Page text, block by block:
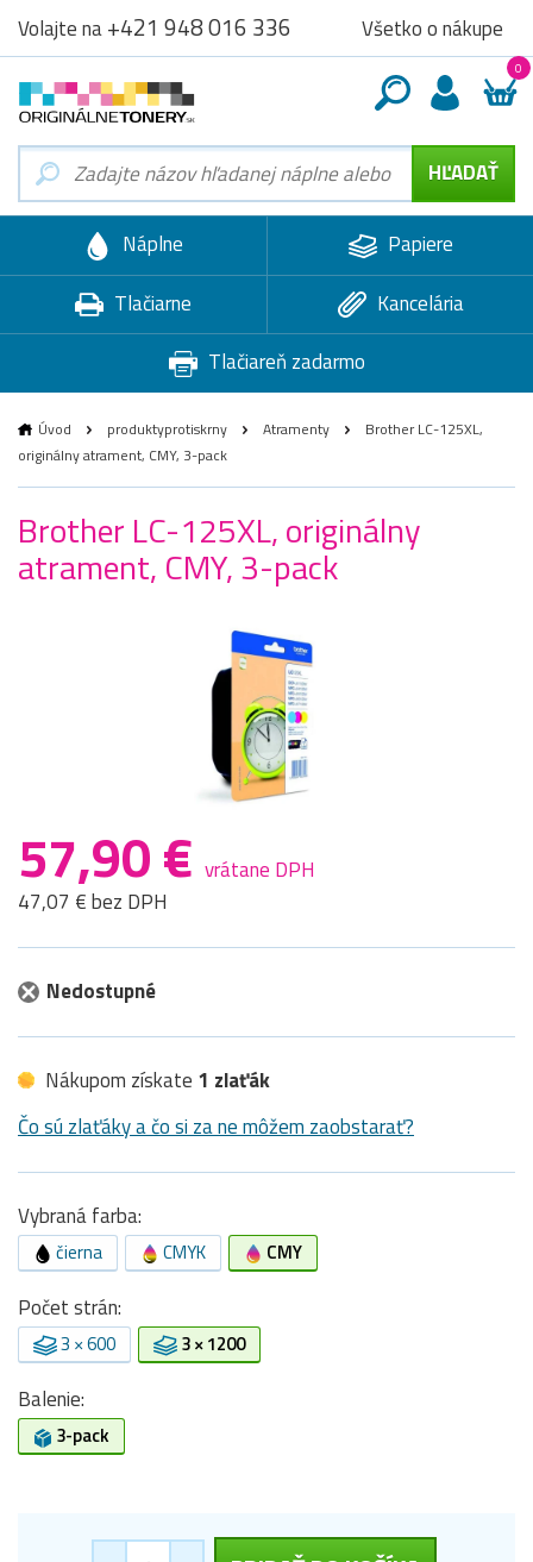
Volajte na+421 948 016 336 Všetko o nákupe
0
Náplne
Papiere
Tlačiarne
Kancelária
Tlačiareň zadarmo
Úvod produktyprotiskrny Atramenty
Brother LC-125XL,
originálny atrament, CMY, 3-pack
Brother LC-125XL, originálny
atrament, CMY, 3-pack
57,90 € vrátane DPH
47,07 € bez DPH
Nedostupné
Nákupom získate 1 zlaťák
Čo sú zlaťáky a čo si za ne môžem zaobstarať?
Vybraná farba:
čierna CMYK CMY
Počet strán:
3 × 600 3 × 1200
Balenie:
3-pack